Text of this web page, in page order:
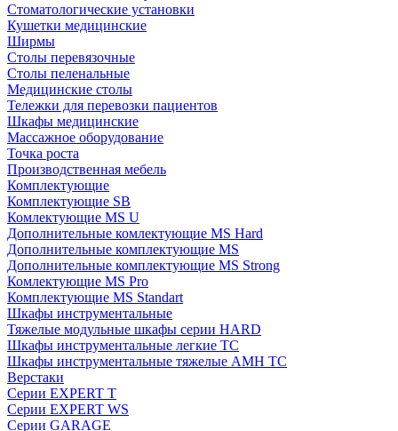
Стоматологические установки
Кушетки медицинские
Ширмы
Столы перевязочные
Столы пеленальные
Медицинские столы
Тележки для перевозки пациентов
Шкафы медицинские
Массажное оборудование
Точка роста
Производственная мебель
Комплектующие
Комплектующие SB
Комлектующие MS U
Дополнительные комлектующие MS Hard
Дополнительные комплектующие MS
Дополнительные комплектующие MS Strong
Комлектующие MS Pro
Комплектующие MS Standart
Шкафы инструментальные
Тяжелые модульные шкафы серии HARD
Шкафы инструментальные легкие ТС
Шкафы инструментальные тяжелые AMH TC
Верстаки
Серии EXPERT T
Серии EXPERT WS
Серии GARAGE